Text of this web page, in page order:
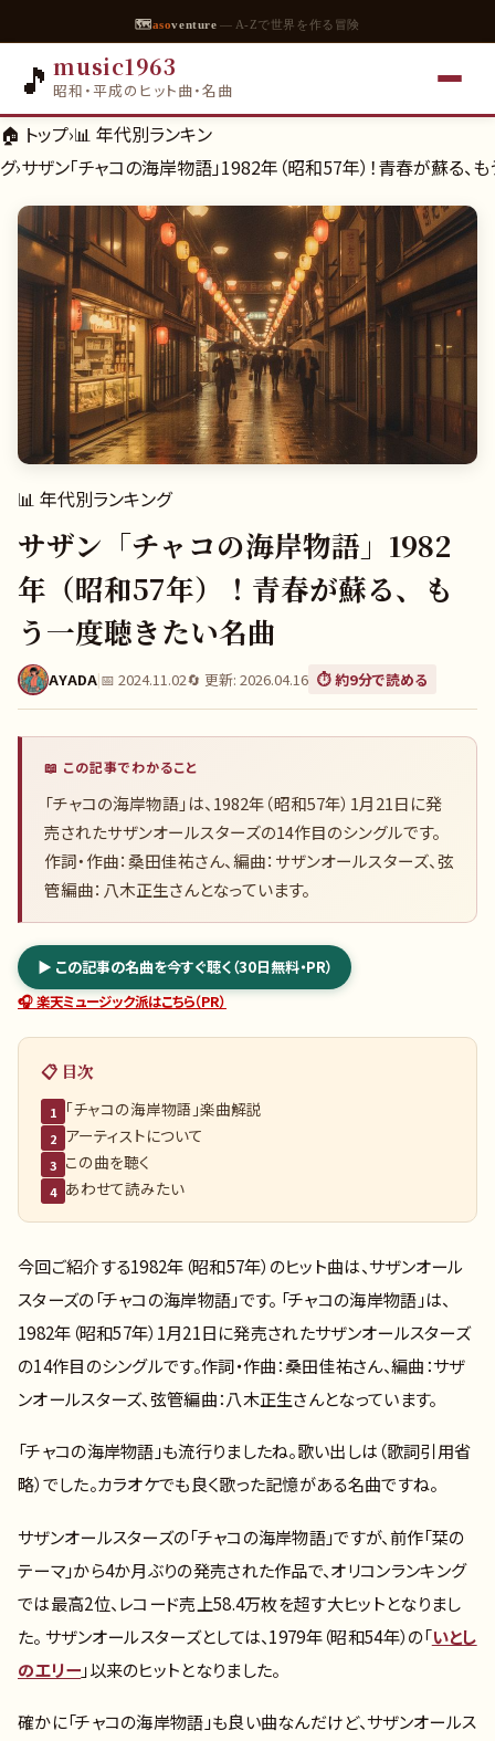
🗺asoventure — A-Zで世界を作る冒険
🎵 music1963
昭和・平成のヒット曲・名曲
🏠 トップ›📊 年代別ランキン
グ›サザン「チャコの海岸物語」1982年（昭和57年）！青春が蘇る、
📊 年代別ランキング
サザン「チャコの海岸物語」1982
年（昭和57年）！青春が蘇る、も
う一度聴きたい名曲
AYADA|📅 2024.11.02🔄 更新: 2026.04.16 ⏱️ 約9分で読める
📖 この記事でわかること
「チャコの海岸物語」は、1982年（昭和57年）1月21日に発
売されたサザンオールスターズの14作目のシングルです。
作詞・作曲：桑田佳祐さん、編曲：サザンオールスターズ、弦
管編曲：八木正生さんとなっています。
▶ この記事の名曲を今すぐ聴く（30日無料・PR）
🎧 楽天ミュージック派はこちら（PR）
📋 目次
1 「チャコの海岸物語」楽曲解説
2 アーティストについて
3 この曲を聴く
4 あわせて読みたい
今回ご紹介する1982年（昭和57年）のヒット曲は、サザンオール
スターズの「チャコの海岸物語」です。 「チャコの海岸物語」は、
1982年（昭和57年）1月21日に発売されたサザンオールスターズ
の14作目のシングルです。作詞・作曲：桑田佳祐さん、編曲：サザ
ンオールスターズ、弦管編曲：八木正生さんとなっています。
「チャコの海岸物語」も流行りましたね。歌い出しは（歌詞引用省
略）でした。カラオケでも良く歌った記憶がある名曲ですね。
サザンオールスターズの「チャコの海岸物語」ですが、前作「栞の
テーマ」から4か月ぶりの発売された作品で、オリコンランキング
では最高2位、レコード売上58.4万枚を超す大ヒットとなりまし
た。 サザンオールスターズとしては、1979年（昭和54年）の「いとし
のエリー」以来のヒットとなりました。
確かに「チャコの海岸物語」も良い曲なんだけど、サザンオールス